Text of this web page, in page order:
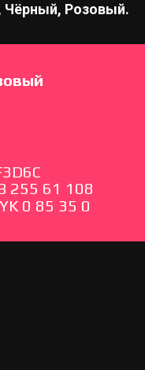
0 85 35 0
255 61 108
Чёрный, Розовый.